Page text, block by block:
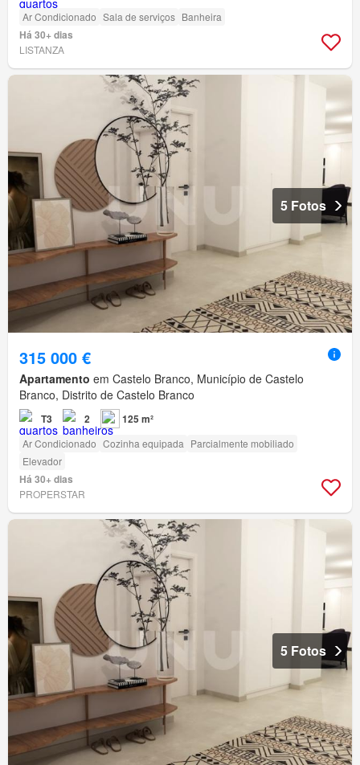
Ar Condicionado Sala de serviços Banheira
Há 30+ dias
LISTANZA
5 Fotos
315 000 €
Apartamento em Castelo Branco, Município de Castelo
Branco, Distrito de Castelo Branco
T3 2 125 m²
Ar Condicionado Cozinha equipada Parcialmente mobiliado
Elevador
Há 30+ dias
PROPERSTAR
5 Fotos